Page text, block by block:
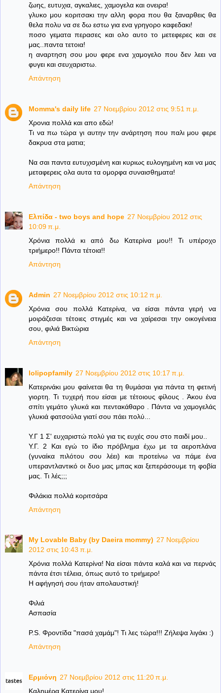
ζωης, ευτυχια, αγκαλιες, χαμογελα και ονειρα!
γλυκο μου κοριτσακι την αλλη φορα που θα ξαναρθεις θα
θελα πολυ να σε δω εστω για ενα γρηγορο καφεδακι!
ποσο γεματα περασες και ολο αυτο το μετεφερες και σε
μας..παντα τετοια!
η αναρτηση σου μου φερε ενα χαμογελο που δεν λεει να
φυγει και σευχαριστω.
Απάντηση
Momma's daily life 27 Νοεμβρίου 2012 στις 9:51 π.μ.
Χρονια πολλά και απο εδώ!
Τι να πω τώρα γι αυτην την ανάρτηση που παλι μου φερε
δακρυα στα ματια;
Να σαι παντα ευτυχισμένη και κυριως ευλογημένη και να μας
μεταφερεις ολα αυτα τα ομορφα συναισθηματα!
Απάντηση
Ελπίδα - two boys and hope 27 Νοεμβρίου 2012 στις
10:09 π.μ.
Χρόνια πολλά κι από δω Κατερίνα μου!! Τι υπέροχο
τριήμερο!! Πάντα τέτοια!!
Απάντηση
Admin 27 Νοεμβρίου 2012 στις 10:12 π.μ.
Χρόνια σου πολλά Κατερίνα, να είσαι πάντα γερή να
μοιράζεσαι τέτοιες στιγμές και να χαίρεσαι την οικογένεια
σου, φιλιά Βικτώρια
Απάντηση
lolipopfamily 27 Νοεμβρίου 2012 στις 10:17 π.μ.
Κατερινάκι μου φαίνεται θα τη θυμάσαι για πάντα τη φετινή
γιορτη. Τι τυχερή που είσαι με τέτοιους φίλους . Άκου ένα
σπίτι γεμάτο γλυκά και πεντακάθαρο . Πάντα να χαμογελάς
γλυκιά φατσούλα γιατί σου πάει πολύ...
Υ.Γ 1 Σ' ευχαριστώ πολύ για τις ευχές σου στο παιδί μου..
Υ.Γ. 2 Και εγώ το ίδιο πρόβλημα έχω με τα αεροπλάνα
(γυναίκα πιλότου σου λέει) και προτείνω να πάμε ένα
υπεραντλαντικό οι δυο μας μπας και ξεπεράσουμε τη φοβία
μας. Τι λές;;;
Φιλάκια πολλά κοριτσάρα
Απάντηση
My Lovable Baby (by Daeira mommy) 27 Νοεμβρίου
2012 στις 10:43 π.μ.
Χρόνια πολλά Κατερίνα! Να είσαι πάντα καλά και να περνάς
πάντα έτσι τέλεια, όπως αυτό το τριήμερο!
Η αφήγησή σου ήταν απολαυστική!
Φιλιά
Ασπασία
P.S. Φροντίδα "πασά χαμάμ"! Τι λες τώρα!!! Ζήλεψα λιγάκι :)
Απάντηση
Ερμιόνη 27 Νοεμβρίου 2012 στις 11:20 π.μ.
Καλημέρα Κατερίνα μου!